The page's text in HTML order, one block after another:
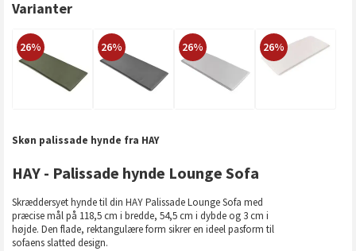
Varianter
26% 26% 26% 26%
Skøn palissade hynde fra HAY
HAY - Palissade hynde Lounge Sofa
Skræddersyet hynde til din HAY Palissade Lounge Sofa med
præcise mål på 118,5 cm i bredde, 54,5 cm i dybde og 3 cm i
højde. Den flade, rektangulære form sikrer en ideel pasform til
sofaens slatted design.